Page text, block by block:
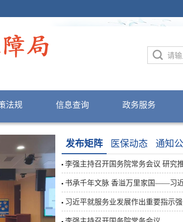
法规 信息查询 政务服务
发布矩阵 医保动态 通知